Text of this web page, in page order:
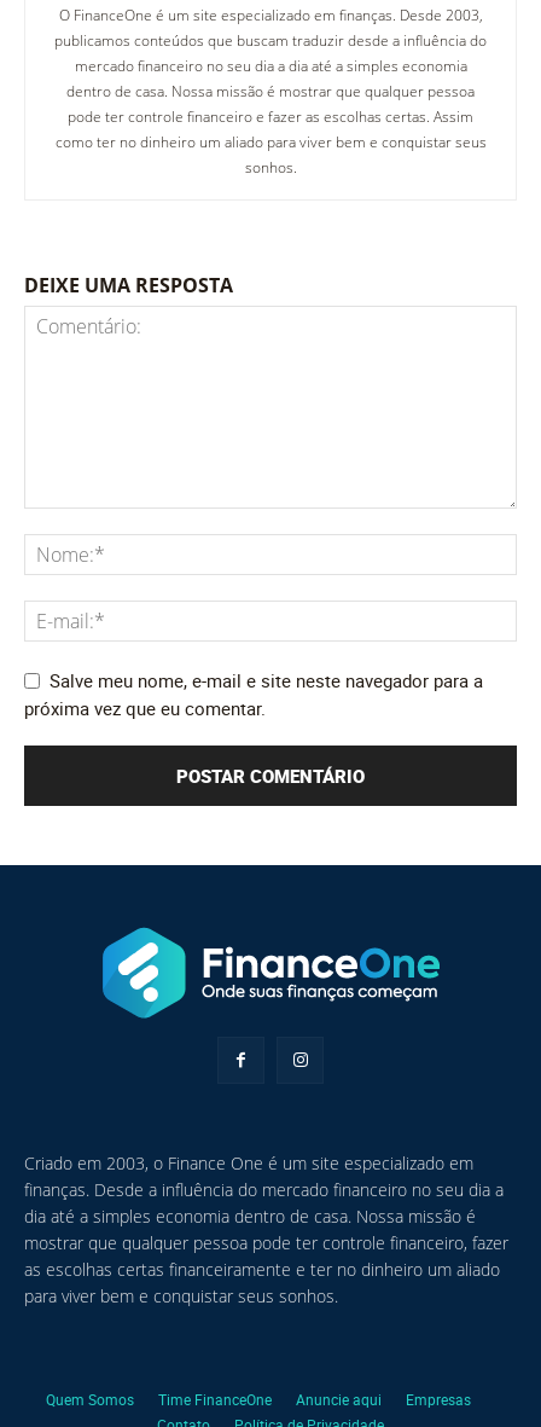
O FinanceOne é um site especializado em finanças. Desde 2003,
publicamos conteúdos que buscam traduzir desde a influência do
mercado financeiro no seu dia a dia até a simples economia
dentro de casa. Nossa missão é mostrar que qualquer pessoa
pode ter controle financeiro e fazer as escolhas certas. Assim
como ter no dinheiro um aliado para viver bem e conquistar seus
sonhos.
DEIXE UMA RESPOSTA
Salve meu nome, e-mail e site neste navegador para a
próxima vez que eu comentar.
Criado em 2003, o Finance One é um site especializado em
finanças. Desde a influência do mercado financeiro no seu dia a
dia até a simples economia dentro de casa. Nossa missão é
mostrar que qualquer pessoa pode ter controle financeiro, fazer
as escolhas certas financeiramente e ter no dinheiro um aliado
para viver bem e conquistar seus sonhos.
Quem Somos Time FinanceOne Anuncie aqui
Empresas